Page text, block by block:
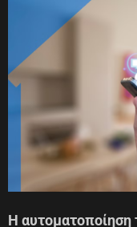
Η αυτοματοποίηση